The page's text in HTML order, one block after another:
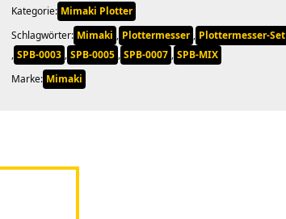
Menge
Kategorie: Mimaki Plotter
Schlagwörter: Mimaki , Plottermesser , Plottermesser-Set
, SPB-0003 , SPB-0005 , SPB-0007 , SPB-MIX
Marke: Mimaki